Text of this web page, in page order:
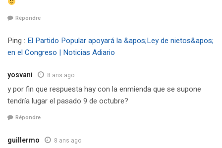
Répondre
Ping : El Partido Popular apoyará la &apos;Ley de nietos&apos;
en el Congreso | Noticias Adiario
yosvani 8 ans ago
y por fin que respuesta hay con la enmienda que se supone
tendría lugar el pasado 9 de octubre?
Répondre
guillermo 8 ans ago